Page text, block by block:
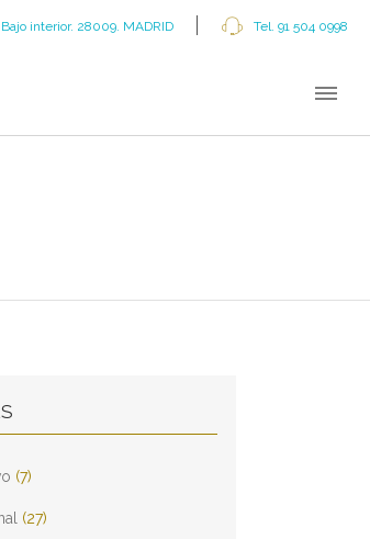
interior. 28009. MADRID Tel. 91 504 0998
(7)
(27)